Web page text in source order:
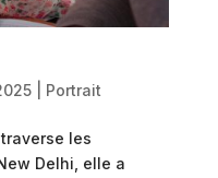
| Portrait
les
Delhi, elle a